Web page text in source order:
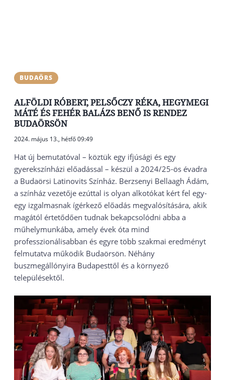
BUDAÖRS
ALFÖLDI RÓBERT, PELSŐCZY RÉKA, HEGYMEGI
MÁTÉ ÉS FEHÉR BALÁZS BENŐ IS RENDEZ
BUDAÖRSÖN
2024. május 13., hétfő 09:49
Hat új bemutatóval – köztük egy ifjúsági és egy
gyerekszínházi előadással – készül a 2024/25-ös évadra
a Budaörsi Latinovits Színház. Berzsenyi Bellaagh Ádám,
a színház vezetője ezúttal is olyan alkotókat kért fel egy-
egy izgalmasnak ígérkező előadás megvalósítására, akik
magától értetődően tudnak bekapcsolódni abba a
műhelymunkába, amely évek óta mind
professzionálisabban és egyre több szakmai eredményt
felmutatva működik Budaörsön. Néhány
buszmegállónyira Budapesttől és a környező
településektől.